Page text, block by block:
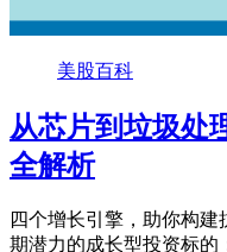
美股百科
从芯片到垃圾处
全解析
四个增长引擎，助你构
期潜力的成长型投资标的